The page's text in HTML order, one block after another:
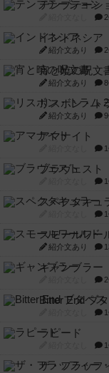
テンプテーシ
インドネシア
紹介文あり
宵と暁の呪文
紹介文あり
リスボン・ト
紹介文あり
アマナイト
ブラヴェスト
スペクタキュ
スモールワー
紹介文あり
ギャンブラー
Bitter End ブ
ラピード
ザ・フラッフ